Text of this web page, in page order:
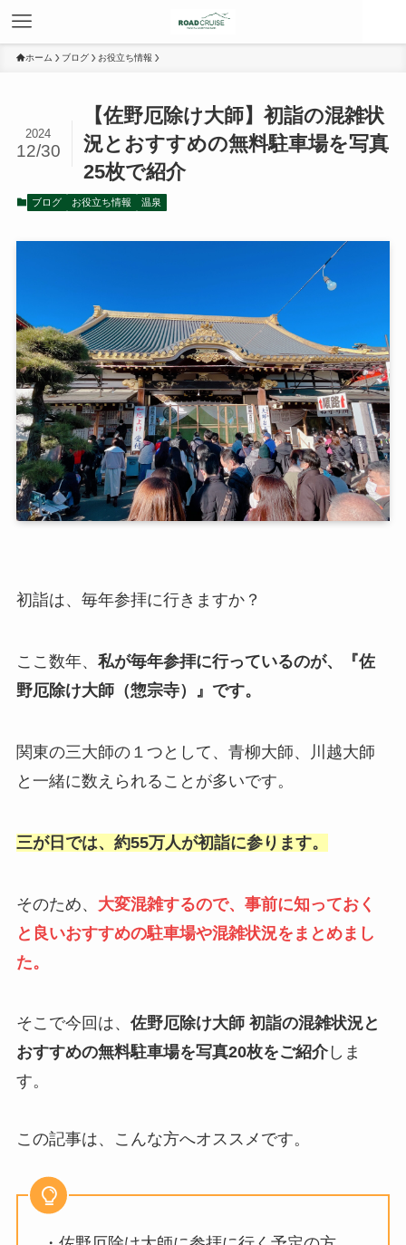
ホーム ブログ お役立ち情報
【佐野厄除け大師】初詣の混雑状
況とおすすめの無料駐車場を写真
25枚で紹介
2024
12/30
ブログ お役立ち情報 温泉
初詣は、毎年参拝に行きますか？
ここ数年、 私が毎年参拝に行っているのが、『佐
野厄除け大師（惣宗寺）』です。
関東の三大師の１つとして、青柳大師、川越大師
と一緒に数えられることが多いです。
三が日では、約55万人が初詣に参ります。
そのため、 大変混雑するので、事前に知っておく
と良いおすすめの駐車場や混雑状況をまとめまし
た。
そこで今回は、 佐野厄除け大師 初詣の混雑状況と
おすすめの無料駐車場を写真20枚をご紹介しま
す。
この記事は、こんな方へオススメです。